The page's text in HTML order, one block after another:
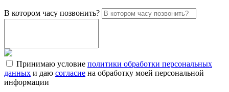
В котором часу позвонить?
Принимаю условие политики обработки персональных
данных и даю согласие на обработку моей персональной
информации